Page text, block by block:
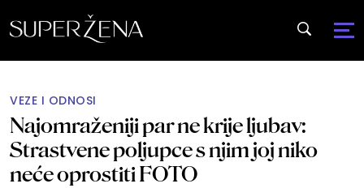
VEZE I ODNOSI
Najomraženiji par ne krije ljubav:
Strastvene poljupce s njim joj niko
neće oprostiti FOTO